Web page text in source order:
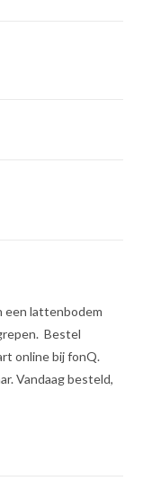
een lattenbodem
Bestel
online bij fonQ.
Vandaag besteld,